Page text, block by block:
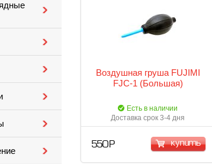
Воздушная груша FUJIMI
FJC-1 (Большая)
Есть в наличии
Доставка срок 3-4 дня
550 Р купить